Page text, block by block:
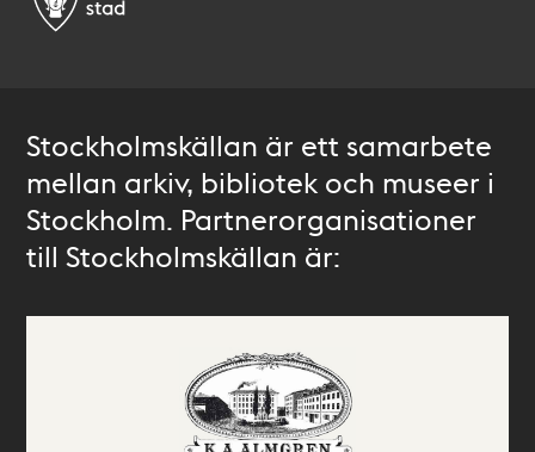
Stockholmskällan är ett samarbete
mellan arkiv, bibliotek och museer i
Stockholm. Partnerorganisationer
till Stockholmskällan är: